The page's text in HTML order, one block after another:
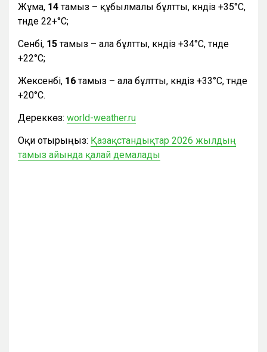
Жұма, 14тамыз – құбылмалы бұлтты, күндіз +35°С,
түнде 22+°С;
Сенбі, 15тамыз – ала бұлтты, күндіз +34°С, түнде
+22°С;
Жексенбі, 16тамыз – ала бұлтты, күндіз +33°С, түнде
+20°С.
Дереккөз: world-weather.ru
Оқи отырыңыз: Қазақстандықтар 2026 жылдың
тамыз айында қалай демалады